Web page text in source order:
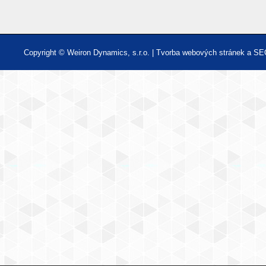
Copyright © Weiron Dynamics, s.r.o. | Tvorba webových stránek a